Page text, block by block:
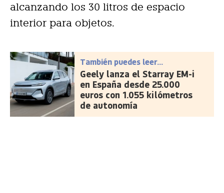
alcanzando los 30 litros de espacio
interior para objetos.
También puedes leer...
Geely lanza el Starray EM-i
en España desde 25.000
euros con 1.055 kilómetros
de autonomía